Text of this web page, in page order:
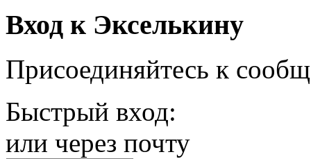
Вход к Экселькину
Присоединяйтесь к
Быстрый вход:
или через почту